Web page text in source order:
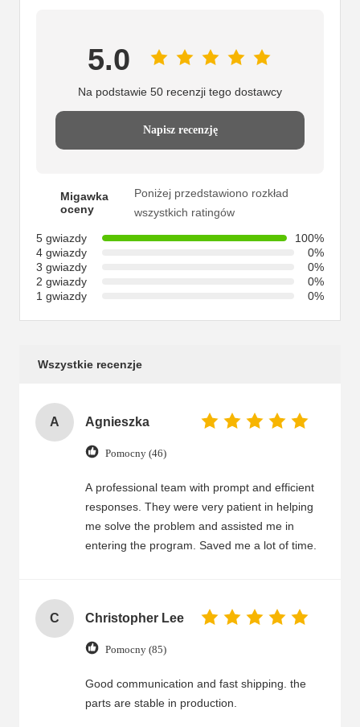
5.0
Na podstawie 50 recenzji tego dostawcy
Napisz recenzję
Migawka
oceny
Poniżej przedstawiono rozkład
wszystkich ratingów
5 gwiazdy
100%
4 gwiazdy
0%
3 gwiazdy
0%
2 gwiazdy
0%
1 gwiazdy
0%
Wszystkie recenzje
A Agnieszka
Pomocny (46)
A professional team with prompt and efficient
responses. They were very patient in helping
me solve the problem and assisted me in
entering the program. Saved me a lot of time.
C Christopher Lee
Pomocny (85)
Good communication and fast shipping. the
parts are stable in production.